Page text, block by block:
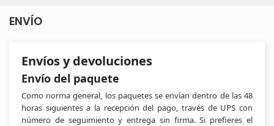
ENVÍO
Envíos y devoluciones
Envío del paquete
Como norma general, los paquetes se envían dentro de las 48
horas siguientes a la recepción del pago, través de UPS con
número de seguimiento y entrega sin firma. Si prefieres el